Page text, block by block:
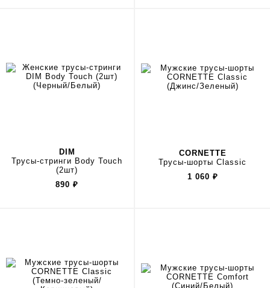
DIM
Трусы-стринги Body Touch
(2шт)
890 ₽
CORNETTE
Трусы-шорты Classic
1 060 ₽